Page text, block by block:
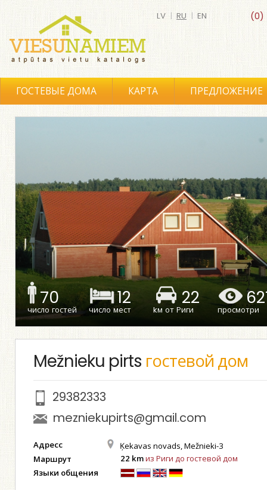
(0)
LV | RU | EN
ГОСТЕВЫЕ ДОМА КАРТА ПРЕДЛОЖЕНИЕ
70
число гостей
12
число мест
22
kм от Риги просмотри
Mežnieku pirts гостевой дом
29382333
mezniekupirts@gmail.com
Адресс Ķekavas novads, Mežnieki-3
Маршрут 22 kmиз Риги до гостевой дом
Языки общения